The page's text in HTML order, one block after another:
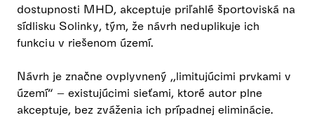
dostupnosti MHD, akceptuje priľahlé športoviská na
sídlisku Solinky, tým, že návrh neduplikuje ich
funkciu v riešenom území.
Návrh je značne ovplyvnený ,,limitujúcimi prvkami v
území“ – existujúcimi sieťami, ktoré autor plne
akceptuje, bez zváženia ich prípadnej eliminácie.